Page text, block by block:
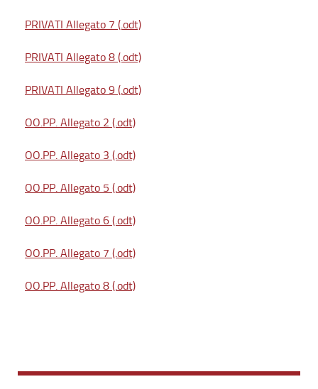
PRIVATI Allegato 7 (.odt)
PRIVATI Allegato 8 (.odt)
PRIVATI Allegato 9 (.odt)
OO.PP. Allegato 2 (.odt)
OO.PP. Allegato 3 (.odt)
OO.PP. Allegato 5 (.odt)
OO.PP. Allegato 6 (.odt)
OO.PP. Allegato 7 (.odt)
OO.PP. Allegato 8 (.odt)